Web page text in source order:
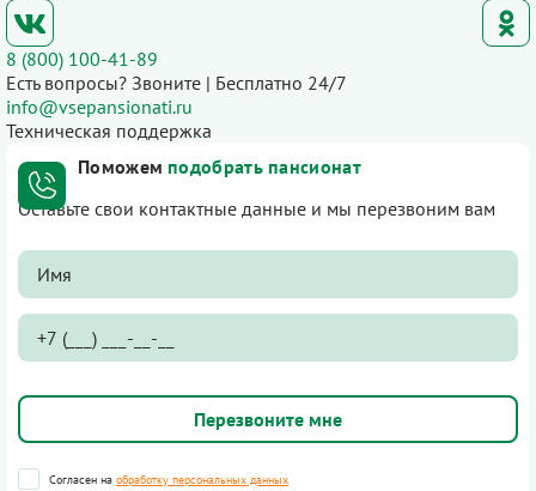
8 (800) 100-41-89
Есть вопросы? Звоните | Бесплатно 24/7
info@vsepansionati.ru
Техническая поддержка
Поможем подобрать пансионат
Оставьте свои контактные данные и мы перезвоним вам
Согласен на обработку персональных данных